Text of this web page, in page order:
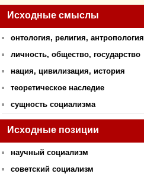
Исходные смыслы
онтология, религия, антропология
личность, общество, государство
нация, цивилизация, история
теоретическое наследие
сущность социализма
Исходные позиции
научный социализм
советский социализм